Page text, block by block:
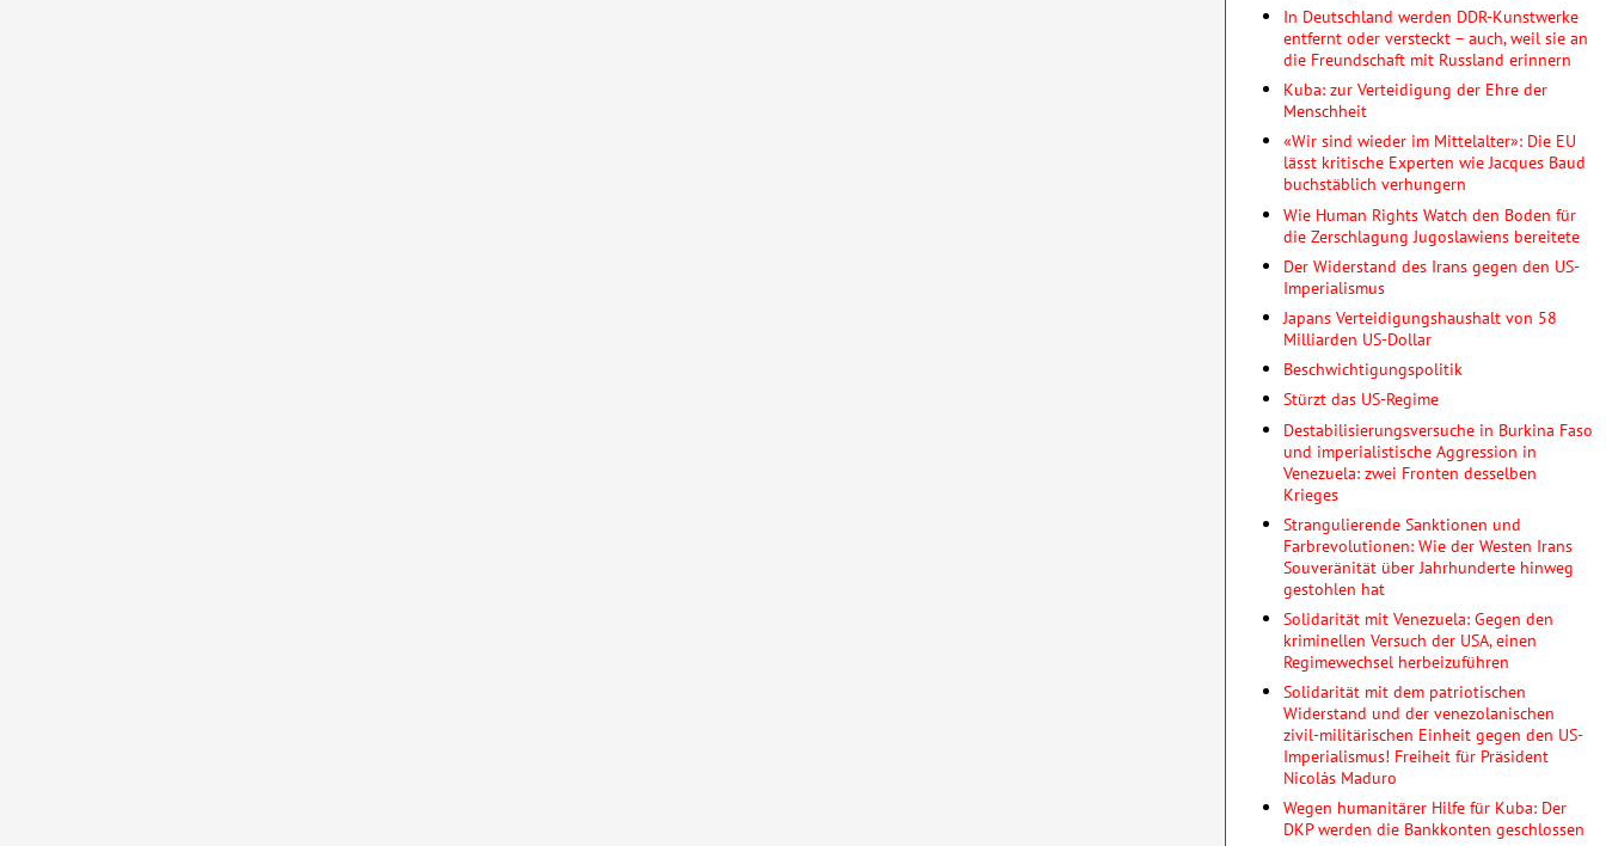
In Deutschland werden DDR-Kunstwerke
entfernt oder versteckt – auch, weil sie an
die Freundschaft mit Russland erinnern
Kuba: zur Verteidigung der Ehre der
Menschheit
«Wir sind wieder im Mittelalter»: Die EU
lässt kritische Experten wie Jacques Baud
buchstäblich verhungern
Wie Human Rights Watch den Boden für
die Zerschlagung Jugoslawiens bereitete
Der Widerstand des Irans gegen den US-
Imperialismus
Japans Verteidigungshaushalt von 58
Milliarden US-Dollar
Beschwichtigungspolitik
Stürzt das US-Regime
Destabilisierungsversuche in Burkina Faso
und imperialistische Aggression in
Venezuela: zwei Fronten desselben
Krieges
Strangulierende Sanktionen und
Farbrevolutionen: Wie der Westen Irans
Souveränität über Jahrhunderte hinweg
gestohlen hat
Solidarität mit Venezuela: Gegen den
kriminellen Versuch der USA, einen
Regimewechsel herbeizuführen
Solidarität mit dem patriotischen
Widerstand und der venezolanischen
zivil-militärischen Einheit gegen den US-
Imperialismus! Freiheit für Präsident
Nicolás Maduro
Wegen humanitärer Hilfe für Kuba: Der
DKP werden die Bankkonten geschlossen